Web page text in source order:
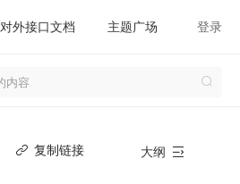
对外接口文档 主题广场 登录
复制链接 大纲